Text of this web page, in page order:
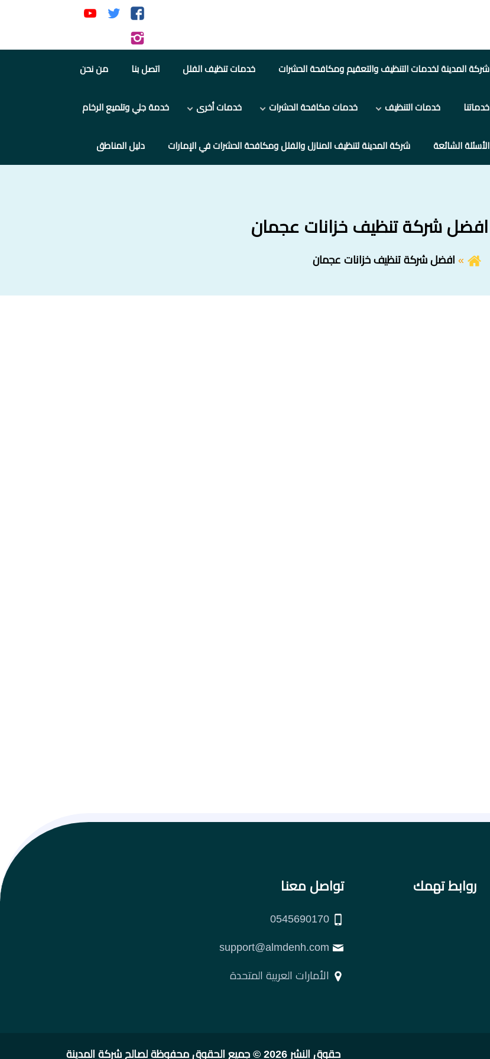
تابعنا
فيسبوك
تابعنا
تويتر يوتيوب
إنستجرام
شركة المدينة لخدمات التنظيف والتعقيم ومكافحة الحشرات خدمات تنظيف الفلل اتصل بنا من نحن
خدماتنا خدمات التنظيف خدمات مكافحة الحشرات خدمات أخرى خدمة جلي وتلميع الرخام
الأسئلة الشائعة شركة المدينة لتنظيف المنازل والفلل ومكافحة الحشرات في الإمارات دليل المناطق
افضل شركة تنظيف خزانات عجمان
افضل شركة تنظيف خزانات عجمان
روابط تهمك تواصل معنا
الأمارات العربية المتحدة
حقوق النشر 2026 © جميع الحقوق محفوظة لصالح شركة المدينة